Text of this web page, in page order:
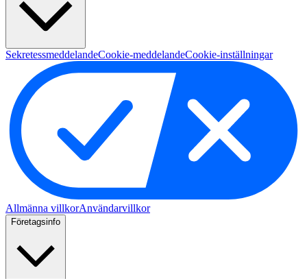
SekretessmeddelandeCookie-meddelandeCookie-inställningar
Allmänna villkorAnvändarvillkor
Företagsinfo